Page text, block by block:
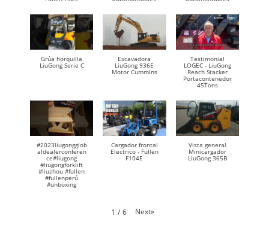
Grúa horquilla
LiuGong Serie C
Excavadora
LiuGong 936E
Motor Cummins
Testimonial
LOGEC - LiuGong
Reach Stacker
Portacontenedor
45Tons
#2023liugongglob
aldealerconferen
ce#liugong
#liugongforklift
#liuzhou #fullen
#fullenperú
#unboxing
Cargador frontal
Electrico - Fullen
F104E
Vista general
Minicargador
LiuGong 365B
1 / 6 Next»